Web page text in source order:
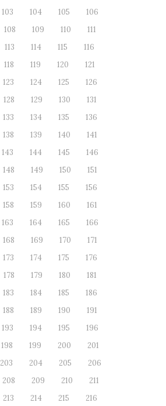
103 104 105
106
108 109 110
111
113 114 115
116
118 119 120
121
123 124 125
126
128 129 130
131
133 134 135
136
138 139 140
141
143 144 145
146
148 149 150
151
153 154 155
156
158 159 160
161
163 164 165
166
168 169 170
171
173 174 175
176
178 179 180
181
183 184 185
186
188 189 190
191
193 194 195
196
198 199 200
201
203 204 205
206
208 209 210
211
213 214 215
216